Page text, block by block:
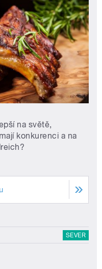
na světě,
konkurenci a na
SEVER